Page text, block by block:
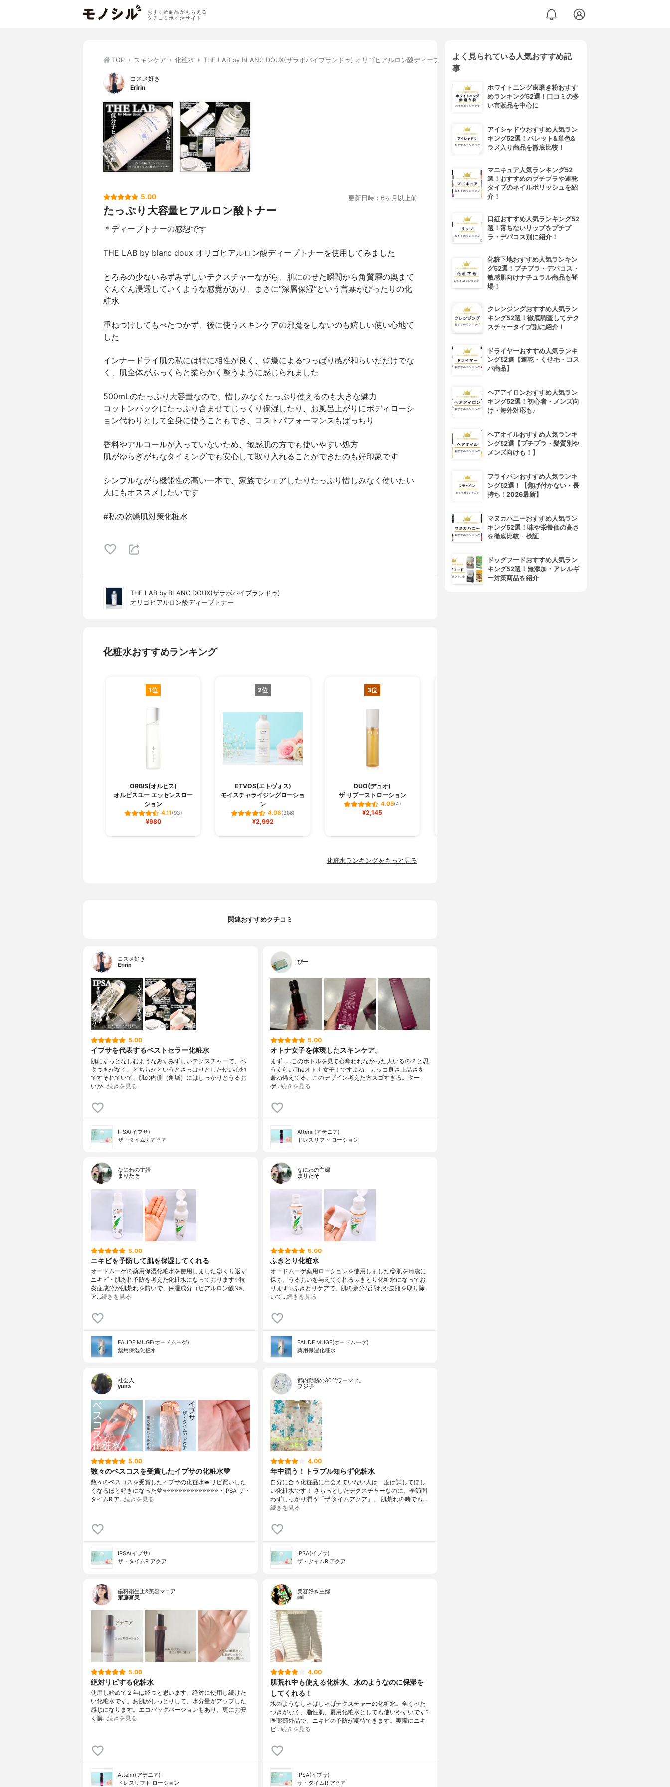
おすすめ商品がもらえる
クチコミポイ活サイト
TOP スキンケア 化粧水 THE LAB by BLANC DOUX(ザラボバイブランドゥ) オリゴヒアルロン酸ディープトナー
コスメ好き
Eririn
5.00 更新日時：6ヶ月以上前
たっぷり大容量ヒアルロン酸トナー
＊ディープトナーの感想です
THE LAB by blanc doux オリゴヒアルロン酸ディープトナーを使用してみました
とろみの少ないみずみずしいテクスチャーながら、肌にのせた瞬間から角質層の奥まで
ぐんぐん浸透していくような感覚があり、まさに“深層保湿”という言葉がぴったりの化
粧水
重ねづけしてもべたつかず、後に使うスキンケアの邪魔をしないのも嬉しい使い心地で
した
インナードライ肌の私には特に相性が良く、乾燥によるつっぱり感が和らいだだけでな
く、肌全体がふっくらと柔らかく整うように感じられました
500mLのたっぷり大容量なので、惜しみなくたっぷり使えるのも大きな魅力
コットンパックにたっぷり含ませてじっくり保湿したり、お風呂上がりにボディローシ
ョン代わりとして全身に使うこともでき、コストパフォーマンスもばっちり
香料やアルコールが入っていないため、敏感肌の方でも使いやすい処方
肌がゆらぎがちなタイミングでも安心して取り入れることができたのも好印象です
シンプルながら機能性の高い一本で、家族でシェアしたりたっぷり惜しみなく使いたい
人にもオススメしたいです
#私の乾燥肌対策化粧水
THE LAB by BLANC DOUX(ザラボバイブランドゥ)
オリゴヒアルロン酸ディープトナー
化粧水おすすめランキング
1位
ORBIS(オルビス)
オルビスユー エッセンスロー
ション
4.11(93)
¥980
2位
ETVOS(エトヴォス)
モイスチャライジングローショ
ン
4.08(386)
¥2,992
3位
DUO(デュオ)
ザ リブーストローション
4.05(4)
¥2,145
化粧水ランキングをもっと見る
関連おすすめクチコミ
コスメ好き
Eririn
5.00
イプサを代表するベストセラー化粧水
肌にすっとなじむようなみずみずしいテクスチャーで、ベ
タつきがなく、どちらかというとさっぱりとした使い心地
ですそれでいて、肌の内側（角層）にはしっかりとうるお
いが…続きを見る
IPSA(イプサ)
ザ・タイムR アクア
ぴー
5.00
オトナ女子を体現したスキンケア。
まず……このボトルを見て心奪われなかった人いるの？と思
うくらいTheオトナ女子！ですよね。カッコ良さ上品さを
兼ね備えてる、このデザイン考えた方スゴすぎる。ター
ゲ…続きを見る
Attenir(アテニア)
ドレスリフト ローション
なにわの主婦
まりたそ
5.00
ニキビを予防して肌を保湿してくれる
オードムーゲの薬用保湿化粧水を使用しました😊くり返す
ニキビ・肌あれ予防を考えた化粧水になっております✨抗
炎症成分が肌荒れを防いで、保湿成分（ヒアルロン酸Na、
ア…続きを見る
EAUDE MUGE(オードムーゲ)
薬用保湿化粧水
なにわの主婦
まりたそ
5.00
ふきとり化粧水
オードムーゲ薬用ローションを使用しました😊肌を清潔に
保ち、うるおいを与えてくれるふきとり化粧水になってお
ります✨ふきとりケアで、肌の余分な汚れや皮脂を取り除
いて…続きを見る
EAUDE MUGE(オードムーゲ)
薬用保湿化粧水
社会人
yuna
5.00
数々のベスコスを受賞したイプサの化粧水💙
数々のベスコスを受賞したイプサの化粧水👑リピ買いした
くなるほど好きになった💙⭐️⭐️⭐️⭐️⭐️⭐️⭐️⭐️⭐️⭐️⭐️⭐️⭐️⭐️・IPSA ザ・
タイムR ア…続きを見る
IPSA(イプサ)
ザ・タイムR アクア
都内勤務の30代ワーママ。
フジ子
4.00
年中潤う！トラブル知らず化粧水
自分に合う化粧品に出会えていない人は一度は試してほし
い化粧水です！ さらっとしたテクスチャーなのに、季節問
わずしっかり潤う「ザ タイムアクア」。 肌荒れの時でも…
続きを見る
IPSA(イプサ)
ザ・タイムR アクア
歯科衛生士&美容マニア
齋藤富美
5.00
絶対リピする化粧水
使用し始めて２年は経つと思います。絶対に使用し続けた
い化粧水です。お肌がしっとりして、水分量がアップした
感じになります。エコパックバージョンもあり、更にお安
く購…続きを見る
Attenir(アテニア)
ドレスリフト ローション
美容好き主婦
rei
4.00
肌荒れ中も使える化粧水。水のようなのに保湿を
してくれる！
水のようなしゃばしゃばテクスチャーの化粧水。全くべた
つきがなく、脂性肌、夏用化粧水としても使いやすいです?
医薬部外品で、ニキビの予防が期待できます。実際にニキ
ビ…続きを見る
IPSA(イプサ)
ザ・タイムR アクア
よく見られている人気おすすめ記
事
ホワイトニング歯磨き粉おすす
めランキング52選！口コミの多
い市販品を中心に
アイシャドウおすすめ人気ラン
キング52選！パレット&単色&
ラメ入り商品を徹底比較！
マニキュア人気ランキング52
選！おすすめのプチプラや速乾
タイプのネイルポリッシュを紹
介！
口紅おすすめ人気ランキング52
選！落ちないリップをプチプ
ラ・デパコス別に紹介！
化粧下地おすすめ人気ランキン
グ52選！プチプラ・デパコス・
敏感肌向けナチュラル商品も登
場！
クレンジングおすすめ人気ラン
キング52選！徹底調査してテク
スチャータイプ別に紹介！
ドライヤーおすすめ人気ランキ
ング52選【速乾・くせ毛・コス
パ商品】
ヘアアイロンおすすめ人気ラン
キング52選！初心者・メンズ向
け・海外対応も♪
ヘアオイルおすすめ人気ランキ
ング52選【プチプラ・髪質別や
メンズ向けも！】
フライパンおすすめ人気ランキ
ング52選！【焦げ付かない・長
持ち！2026最新】
マヌカハニーおすすめ人気ラン
キング52選！味や栄養価の高さ
を徹底比較・検証
ドッグフードおすすめ人気ラン
キング52選！無添加・アレルギ
ー対策商品を紹介